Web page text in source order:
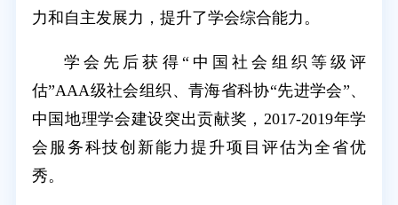
力和自主发展力，提升了学会综合能力。
学会先后获得“中国社会组织等级评
估”AAA级社会组织、青海省科协“先进学会”、
中国地理学会建设突出贡献奖，2017-2019年学
会服务科技创新能力提升项目评估为全省优
秀。